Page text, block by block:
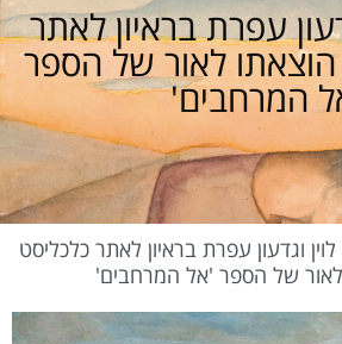
עפרת בראיון לאתר
לאור של הספר
המרחבים'
וגדעון עפרת בראיון לאתר כלכליסט
של הספר 'אל המרחבים'